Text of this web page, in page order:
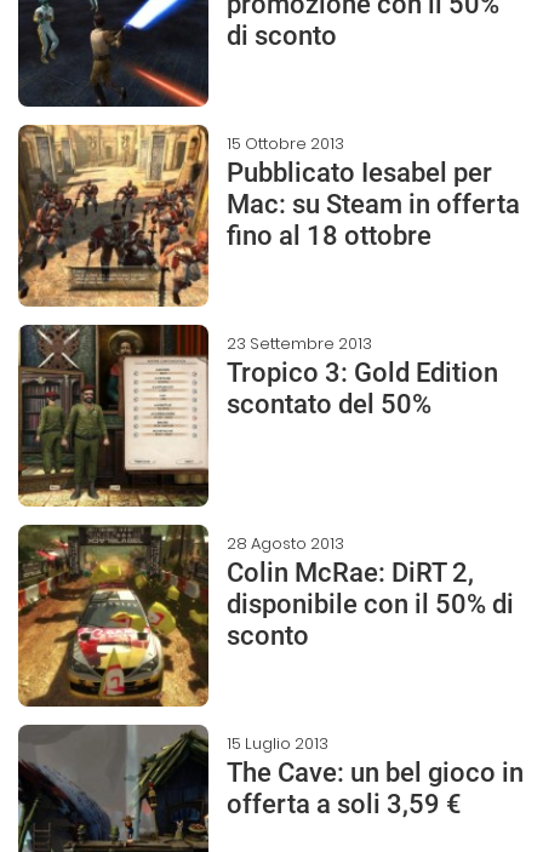
di sconto
15 Ottobre 2013
Pubblicato Iesabel per
Mac: su Steam in offerta
fino al 18 ottobre
23 Settembre 2013
Tropico 3: Gold Edition
scontato del 50%
28 Agosto 2013
Colin McRae: DiRT 2,
disponibile con il 50% di
sconto
15 Luglio 2013
The Cave: un bel gioco in
offerta a soli 3,59 €